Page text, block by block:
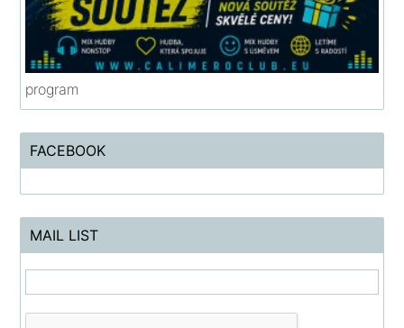
program
FACEBOOK
MAIL LIST